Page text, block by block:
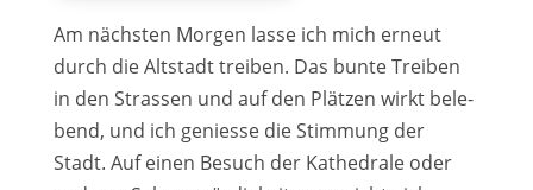
Am nächs­ten Morgen las­se ich mich erneut
durch die Altstadt trei­ben. Das bun­te Treiben
in den Strassen und auf den Plätzen wirkt bele­
bend, und ich genies­se die Stimmung der
Stadt. Auf einen Besuch der Kathedrale oder